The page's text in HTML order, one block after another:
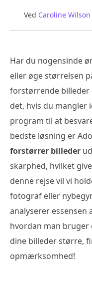
Ved Caroline Wilson
Har du nogensinde
eller øge størrelsen
forstørrende billeder
det, hvis du mangler
program til at
bedste løsning er
forstørrer billeder
skarphed, hvilket
denne rejse vil vi
fotograf eller
analyserer
hvordan man bruger
dine billeder større,
opmærksomhed!